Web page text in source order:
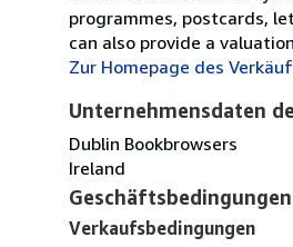
programmes, postcards,
can also provide a
Zur Homepage des
Unternehmensdaten
Dublin Bookbrowsers
Ireland
Verkaufsbedingungen